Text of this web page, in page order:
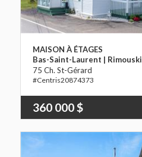
MAISON À ÉTAGES
Bas-Saint-Laurent | Rimouski
75 Ch. St-Gérard
20874373
360 000 $